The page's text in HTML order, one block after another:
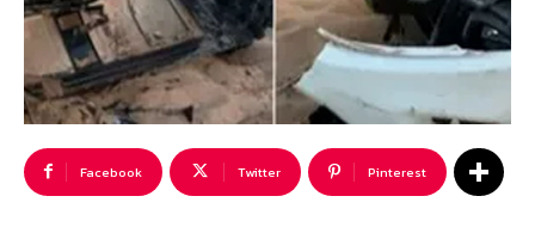
Facebook Twitter Pinterest